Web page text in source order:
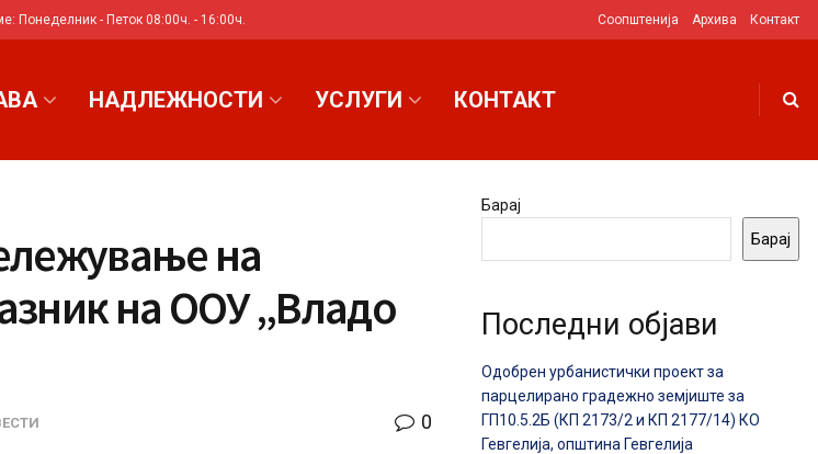
Понеделник - Петок 08:00ч. - 16:00ч. Соопштенија Архива Контакт
НАДЛЕЖНОСТИ УСЛУГИ КОНТАКТ
на
на ООУ „Владо
0
Барај
Барај
Последни објави
Одобрен урбанистички проект за
парцелирано градежно земјиште за
ГП10.5.2Б (КП 2173/2 и КП 2177/14) КО
Гевгелија, општина Гевгелија